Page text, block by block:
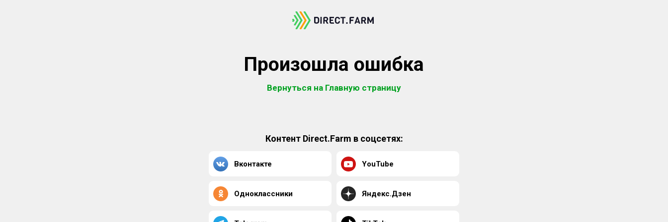
Произошла ошибка
Вернуться на Главную страницу
Контент Direct.Farm в соцсетях:
Вконтакте YouTube
Одноклассники Яндекс.Дзен